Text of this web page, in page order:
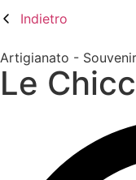
Indietro
Artigianato - Souvenir
Le